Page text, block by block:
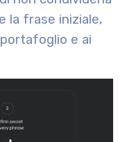
la frase iniziale,
e ai